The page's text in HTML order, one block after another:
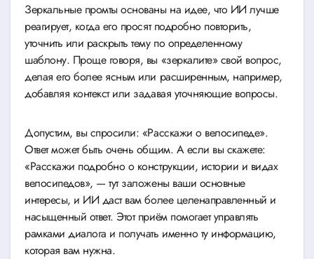
Зеркальные промты основаны на идее, что ИИ лучше
реагирует, когда его просят подробно повторить,
уточнить или раскрыть тему по определенному
шаблону. Проще говоря, вы «зеркалите» свой вопрос,
делая его более ясным или расширенным, например,
добавляя контекст или задавая уточняющие вопросы.
Допустим, вы спросили: «Расскажи о велосипеде».
Ответ может быть очень общим. А если вы скажете:
«Расскажи подробно о конструкции, истории и видах
велосипедов», — тут заложены ваши основные
интересы, и ИИ даст вам более целенаправленный и
насыщенный ответ. Этот приём помогает управлять
рамками диалога и получать именно ту информацию,
которая вам нужна.